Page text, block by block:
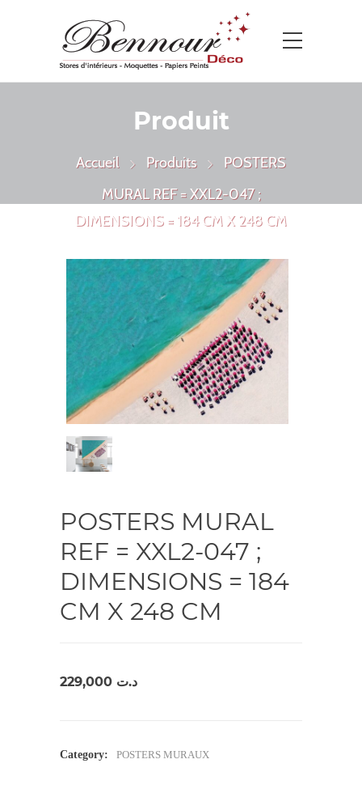
Produit
Accueil Produits
POSTERS
MURAL REF = XXL2-047 ;
DIMENSIONS = 184 CM X 248 CM
POSTERS MURAL
REF = XXL2-047 ;
DIMENSIONS = 184
CM X 248 CM
د.ت
Category: POSTERS MURAUX